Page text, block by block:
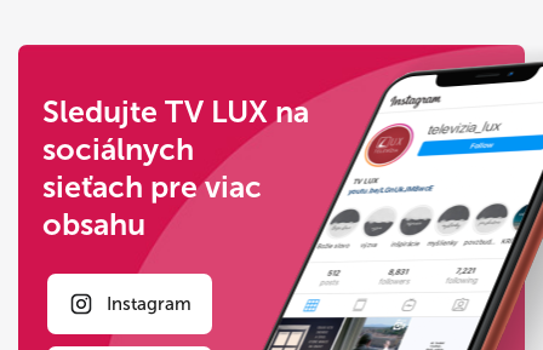
Sledujte TV LUX na
sociálnych
sieťach pre viac
obsahu
Instagram